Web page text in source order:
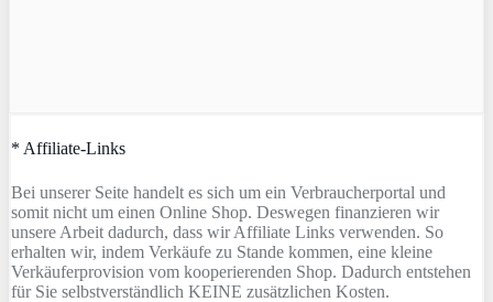
* Affiliate-Links
Bei unserer Seite handelt es sich um ein Verbraucherportal und
somit nicht um einen Online Shop. Deswegen finanzieren wir
unsere Arbeit dadurch, dass wir Affiliate Links verwenden. So
erhalten wir, indem Verkäufe zu Stande kommen, eine kleine
Verkäuferprovision vom kooperierenden Shop. Dadurch entstehen
für Sie selbstverständlich KEINE zusätzlichen Kosten.